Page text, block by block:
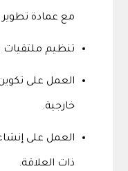
مع عمادة تطوير
تنظيم
العمل على
خارجية.
العمل على
ذات العلاقة.